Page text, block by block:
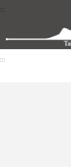
跳到主要內容區
:::
:::